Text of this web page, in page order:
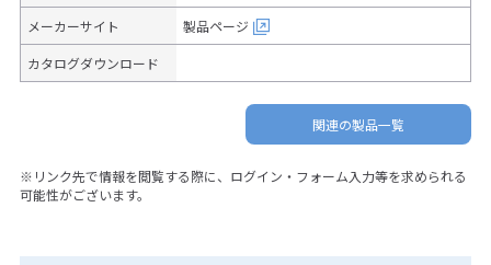
メーカーサイト 製品ページ
カタログダウンロード
関連の製品一覧
※リンク先で情報を閲覧する際に、ログイン・フォーム入力等を求められる
可能性がございます。